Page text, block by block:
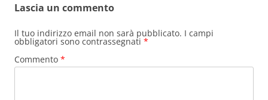
Lascia un commento
Il tuo indirizzo email non sarà pubblicato. I campi
obbligatori sono contrassegnati *
Commento *